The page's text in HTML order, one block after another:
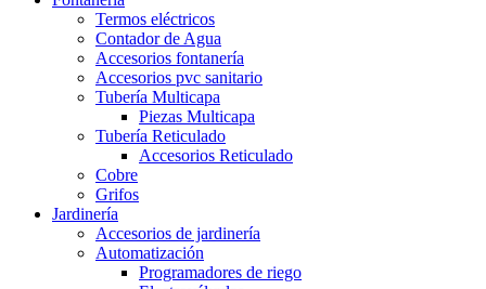
Termos eléctricos
Contador de Agua
Accesorios fontanería
Accesorios pvc sanitario
Tubería Multicapa
Piezas Multicapa
Tubería Reticulado
Accesorios Reticulado
Cobre
Grifos
Jardinería
Accesorios de jardinería
Automatización
Programadores de riego